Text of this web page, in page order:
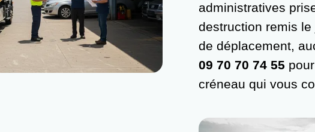
administratives
destruction remis le
de déplacement,
09 70 70 74 55
créneau qui vous